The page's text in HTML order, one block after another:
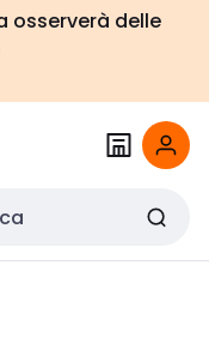
osserverà delle